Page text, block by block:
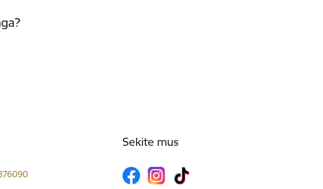
Sekite mus